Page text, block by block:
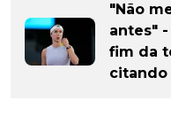
"Não
antes"
fim da
citando